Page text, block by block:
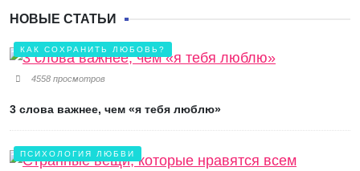
НОВЫЕ СТАТЬИ
КАК СОХРАНИТЬ ЛЮБОВЬ?
4558 просмотров
3 слова важнее, чем «я тебя люблю»
ПСИХОЛОГИЯ ЛЮБВИ